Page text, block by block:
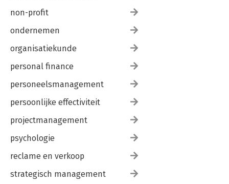
non-profit
ondernemen
organisatiekunde
personal finance
personeelsmanagement
persoonlijke effectiviteit
projectmanagement
psychologie
reclame en verkoop
strategisch management